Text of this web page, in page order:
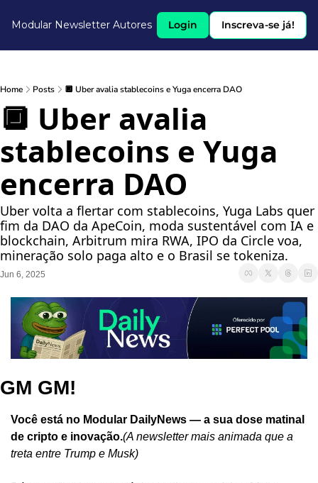
Modular Newsletter Autores Login Inscreva-se já!
Home Posts 🔲 Uber avalia stablecoins e Yuga encerra DAO
🔲 Uber avalia
stablecoins e Yuga
encerra DAO
Uber volta a flertar com stablecoins, Yuga Labs quer
fim da DAO da ApeCoin, moda sustentável com IA e
blockchain, Arbitrum mira RWA, IPO da Circle voa,
mineração solo paga alto e o Brasil se tokeniza.
Jun 6, 2025
GM GM!
Você está no Modular DailyNews — a sua dose matinal
de cripto e inovação.(A newsletter mais animada que a
treta entre Trump e Musk)